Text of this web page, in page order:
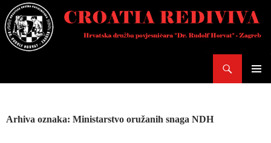
Skoči
do
sadržaja
Arhiva oznaka: Ministarstvo oružanih snaga NDH